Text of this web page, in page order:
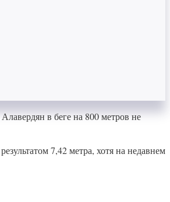
в беге на 800 метров не
7,42 метра, хотя на недавнем